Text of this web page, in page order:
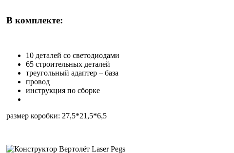
В комплекте:
10 деталей со светодиодами
65 строительных деталей
треугольный адаптер – база
провод
инструкция по сборке
размер коробки: 27,5*21,5*6,5